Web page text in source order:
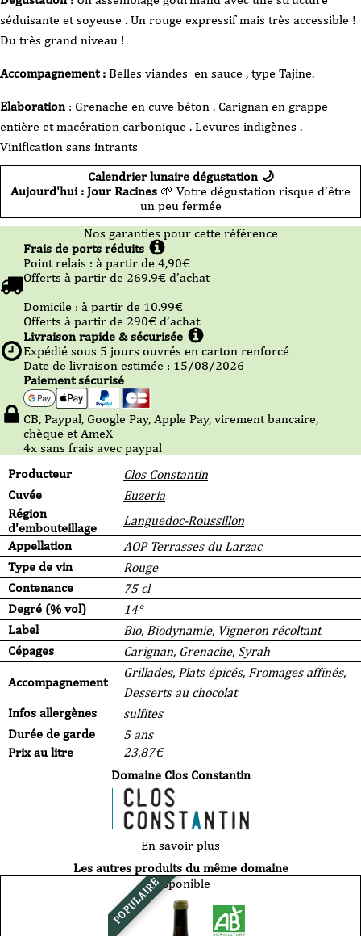
séduisante et soyeuse . Un rouge expressif mais très accessible !
Du très grand niveau !
Accompagnement : Belles viandes en sauce , type Tajine.
Elaboration : Grenache en cuve béton . Carignan en grappe
entière et macération carbonique . Levures indigènes .
Vinification sans intrants
Calendrier lunaire dégustation 🌙
Aujourd'hui : Jour Racines 🌱 Votre dégustation risque d’être
un peu fermée
Producteur
Clos Constantin
Cuvée
Euzeria
Région
d'embouteillage
Languedoc-Roussillon
Appellation
AOP Terrasses du Larzac
Type de vin
Rouge
Contenance
75 cl
Degré (% vol)
14°
Label
Bio, Biodynamie, Vigneron récoltant
Cépages
Carignan, Grenache, Syrah
Accompagnement
Grillades, Plats épicés, Fromages affinés,
Desserts au chocolat
Infos allergènes
sulfites
Durée de garde
5 ans
Prix au litre
23,87€
Nos garanties pour cette référence
Frais de ports réduits
Point relais : à partir de 4,90€
Offerts à partir de 269.9€ d’achat
Domicile : à partir de 10.99€
Offerts à partir de 290€ d’achat
Livraison rapide & sécurisée
Expédié sous 5 jours ouvrés en carton renforcé
Date de livraison estimée : 15/08/2026
Paiement sécurisé
CB, Paypal, Google Pay, Apple Pay, virement bancaire,
chèque et AmeX
4x sans frais avec paypal
Domaine Clos Constantin
En savoir plus
Les autres produits du même domaine
POPULAIREDisponible